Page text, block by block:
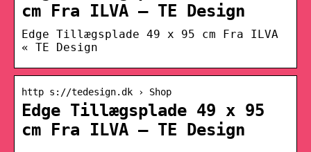
cm Fra ILVA – TE Design
Edge Tillægsplade 49 x 95 cm Fra ILVA
« TE Design
http s://tedesign.dk › Shop
Edge Tillægsplade 49 x 95
cm Fra ILVA – TE Design